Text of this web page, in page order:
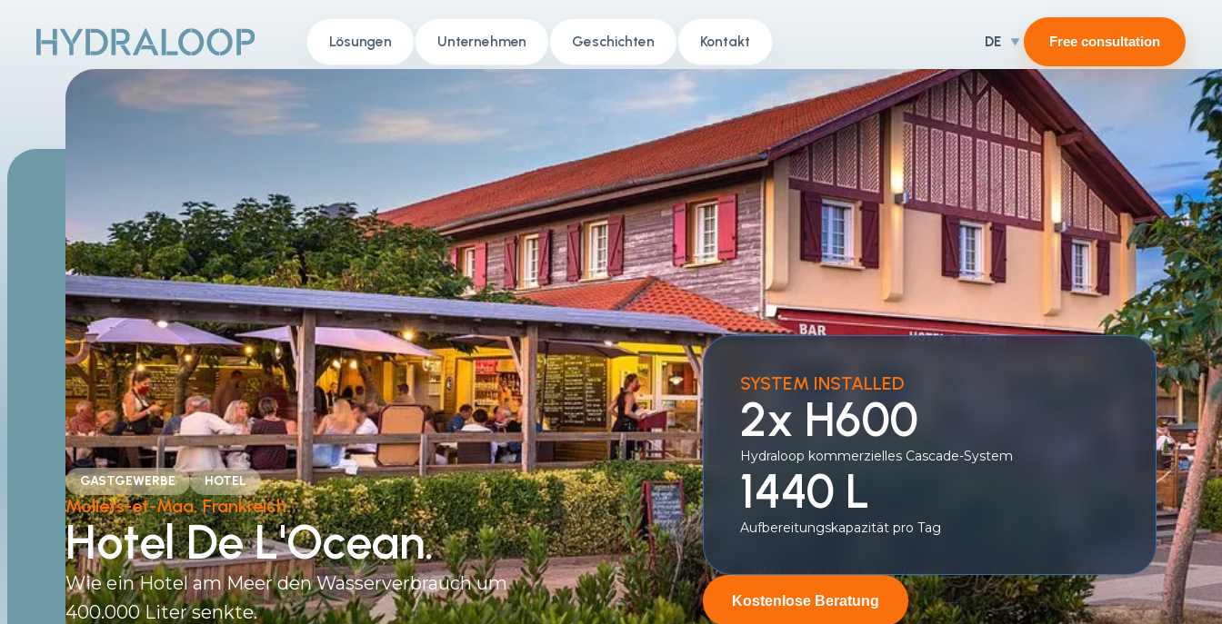
Lösungen Unternehmen Geschichten Kontakt DE Free consultation
GASTGEWERBE HOTEL
Moliets-et-Maa, Frankreich
Hotel De L'Ocean.
Wie ein Hotel am Meer den Wasserverbrauch um
400.000 Liter senkte.
SYSTEM INSTALLED
2x H600
Hydraloop kommerzielles Cascade-System
1440 L
Aufbereitungskapazität pro Tag
Kostenlose Beratung